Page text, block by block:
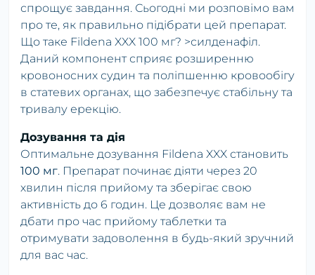
спрощує завдання. Сьогодні ми розповімо вам
про те, як правильно підібрати цей препарат.
Що таке Fildena XXX 100 мг? >силденафіл.
Даний компонент сприяє розширенню
кровоносних судин та поліпшенню кровообігу
в статевих органах, що забезпечує стабільну та
тривалу ерекцію.
Дозування та дія
Оптимальне дозування Fildena XXX становить
100 мг. Препарат починає діяти через 20
хвилин після прийому та зберігає свою
активність до 6 годин. Це дозволяє вам не
дбати про час прийому таблетки та
отримувати задоволення в будь-який зручний
для вас час.